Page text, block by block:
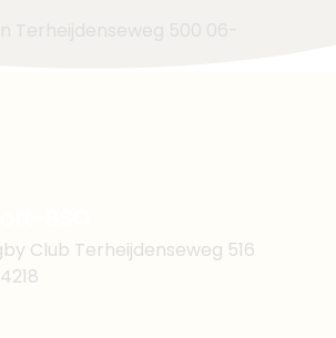
Club Terheijdenseweg 516